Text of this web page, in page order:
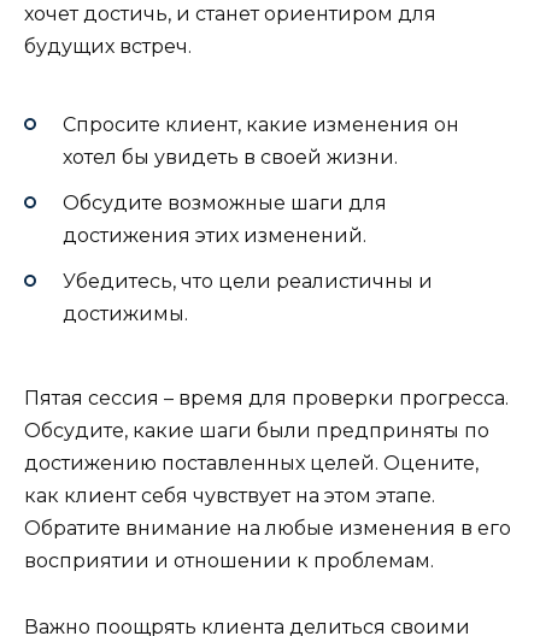
хочет достичь, и станет ориентиром для
будущих встреч.
Спросите клиент, какие изменения он
хотел бы увидеть в своей жизни.
Обсудите возможные шаги для
достижения этих изменений.
Убедитесь, что цели реалистичны и
достижимы.
Пятая сессия – время для проверки прогресса.
Обсудите, какие шаги были предприняты по
достижению поставленных целей. Оцените,
как клиент себя чувствует на этом этапе.
Обратите внимание на любые изменения в его
восприятии и отношении к проблемам.
Важно поощрять клиента делиться своими